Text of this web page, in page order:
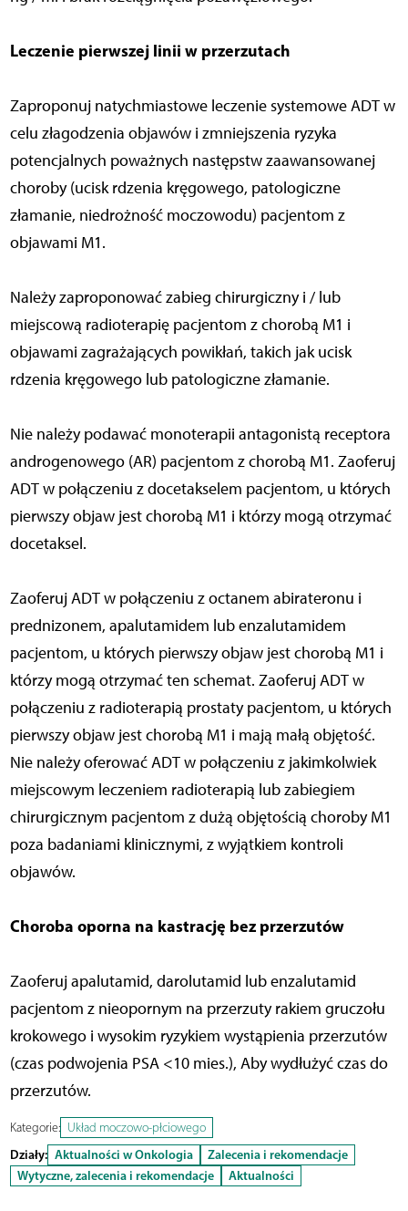
Leczenie pierwszej linii w przerzutach
Zaproponuj natychmiastowe leczenie systemowe ADT w
celu złagodzenia objawów i zmniejszenia ryzyka
potencjalnych poważnych następstw zaawansowanej
choroby (ucisk rdzenia kręgowego, patologiczne
złamanie, niedrożność moczowodu) pacjentom z
objawami M1.
Należy zaproponować zabieg chirurgiczny i / lub
miejscową radioterapię pacjentom z chorobą M1 i
objawami zagrażających powikłań, takich jak ucisk
rdzenia kręgowego lub patologiczne złamanie.
Nie należy podawać monoterapii antagonistą receptora
androgenowego (AR) pacjentom z chorobą M1. Zaoferuj
ADT w połączeniu z docetakselem pacjentom, u których
pierwszy objaw jest chorobą M1 i którzy mogą otrzymać
docetaksel.
Zaoferuj ADT w połączeniu z octanem abirateronu i
prednizonem, apalutamidem lub enzalutamidem
pacjentom, u których pierwszy objaw jest chorobą M1 i
którzy mogą otrzymać ten schemat. Zaoferuj ADT w
połączeniu z radioterapią prostaty pacjentom, u których
pierwszy objaw jest chorobą M1 i mają małą objętość.
Nie należy oferować ADT w połączeniu z jakimkolwiek
miejscowym leczeniem radioterapią lub zabiegiem
chirurgicznym pacjentom z dużą objętością choroby M1
poza badaniami klinicznymi, z wyjątkiem kontroli
objawów.
Choroba oporna na kastrację bez przerzutów
Zaoferuj apalutamid, darolutamid lub enzalutamid
pacjentom z nieopornym na przerzuty rakiem gruczołu
krokowego i wysokim ryzykiem wystąpienia przerzutów
(czas podwojenia PSA <10 mies.), Aby wydłużyć czas do
przerzutów.
Kategorie: Układ moczowo-płciowego
Działy: Aktualności w Onkologia
Zalecenia i rekomendacje
Wytyczne, zalecenia i rekomendacje
Aktualności